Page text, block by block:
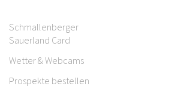
Schmallenberger
Sauerland Card
Wetter & Webcams
Prospekte bestellen